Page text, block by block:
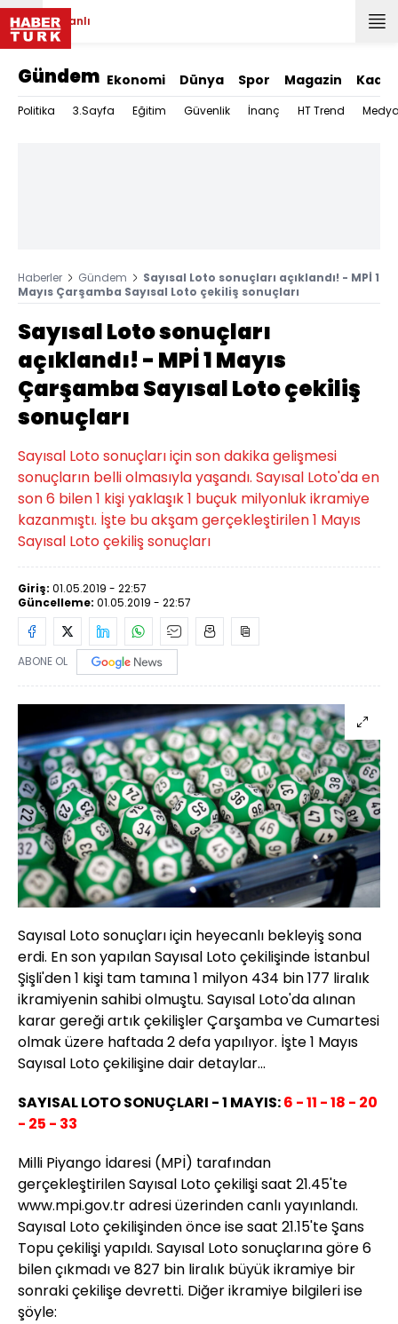
Canlı
Gündem Ekonomi Dünya Spor Magazin Kadın
Politika 3.Sayfa Eğitim Güvenlik İnanç HT Trend
Haberler Gündem
Sayısal Loto sonuçları açıklandı! - MPİ 1
Mayıs Çarşamba Sayısal Loto çekiliş sonuçları
Sayısal Loto sonuçları
açıklandı! - MPİ 1 Mayıs
Çarşamba Sayısal Loto çekiliş
sonuçları
Sayısal Loto sonuçları için son dakika gelişmesi
sonuçların belli olmasıyla yaşandı. Sayısal Loto'da en
son 6 bilen 1 kişi yaklaşık 1 buçuk milyonluk ikramiye
kazanmıştı. İşte bu akşam gerçekleştirilen 1 Mayıs
Sayısal Loto çekiliş sonuçları
Giriş: 01.05.2019 - 22:57
Güncelleme: 01.05.2019 - 22:57
ABONE OL
Sayısal Loto sonuçları için heyecanlı bekleyiş sona
erdi. En son yapılan Sayısal Loto çekilişinde İstanbul
Şişli'den 1 kişi tam tamına 1 milyon 434 bin 177 liralık
ikramiyenin sahibi olmuştu. Sayısal Loto'da alınan
karar gereği artık çekilişler Çarşamba ve Cumartesi
olmak üzere haftada 2 defa yapılıyor. İşte 1 Mayıs
Sayısal Loto çekilişine dair detaylar...
SAYISAL LOTO SONUÇLARI - 1 MAYIS:6 - 11 - 18 - 20
- 25 - 33
Milli Piyango İdaresi (MPİ) tarafından
gerçekleştirilen Sayısal Loto çekilişi saat 21.45'te
www.mpi.gov.tr adresi üzerinden canlı yayınlandı.
Sayısal Loto çekilişinden önce ise saat 21.15'te Şans
Topu çekilişi yapıldı. Sayısal Loto sonuçlarına göre 6
bilen çıkmadı ve 827 bin liralık büyük ikramiye bir
sonraki çekilişe devretti. Diğer ikramiye bilgileri ise
şöyle: